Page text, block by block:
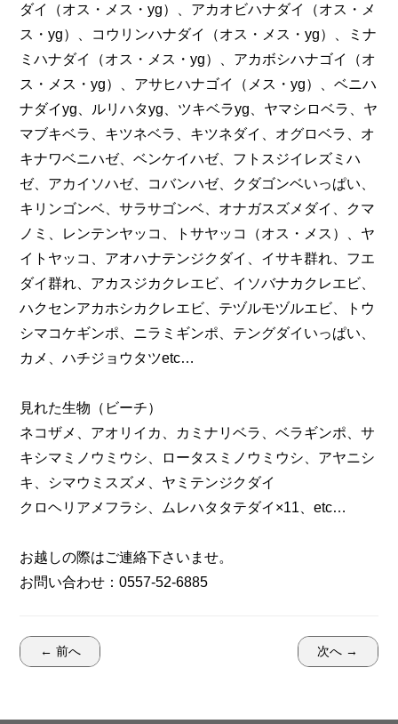
ダイ（オス・メス・yg）、アカオビハナダイ（オス・メ
ス・yg）、コウリンハナダイ（オス・メス・yg）、ミナ
ミハナダイ（オス・メス・yg）、アカボシハナゴイ（オ
ス・メス・yg）、アサヒハナゴイ（メス・yg）、ベニハ
ナダイyg、ルリハタyg、ツキベラyg、ヤマシロベラ、ヤ
マブキベラ、キツネベラ、キツネダイ、オグロベラ、オ
キナワベニハゼ、ベンケイハゼ、フトスジイレズミハ
ゼ、アカイソハゼ、コバンハゼ、クダゴンベいっぱい、
キリンゴンベ、サラサゴンベ、オナガスズメダイ、クマ
ノミ、レンテンヤッコ、トサヤッコ（オス・メス）、ヤ
イトヤッコ、アオハナテンジクダイ、イサキ群れ、フエ
ダイ群れ、アカスジカクレエビ、イソバナカクレエビ、
ハクセンアカホシカクレエビ、テヅルモヅルエビ、トウ
シマコケギンポ、ニラミギンポ、テングダイいっぱい、
カメ、ハチジョウタツetc…
見れた生物（ビーチ）
ネコザメ、アオリイカ、カミナリベラ、ベラギンポ、サ
キシマミノウミウシ、ロータスミノウミウシ、アヤニシ
キ、シマウミスズメ、ヤミテンジクダイ
クロヘリアメフラシ、ムレハタタテダイ×11、etc…
お越しの際はご連絡下さいませ。
お問い合わせ：0557-52-6885
← 前へ 次へ →